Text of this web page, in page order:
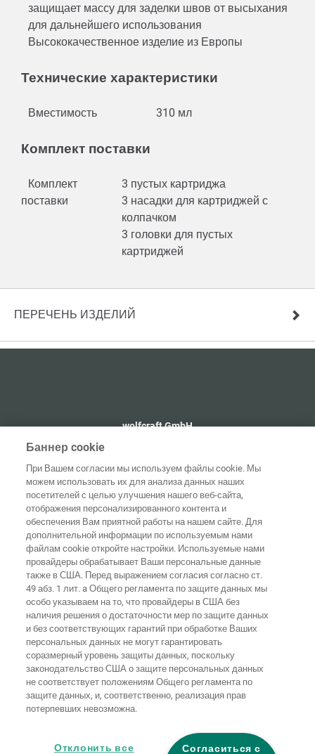
защищает массу для заделки швов от высыхания
для дальнейшего использования
Высококачественное изделие из Европы
Технические характеристики
Вместимость 310 мл
Комплект поставки
Комплект
поставки
3 пустых картриджа
3 насадки для картриджей с
колпачком
3 головки для пустых
картриджей
ПЕРЕЧЕНЬ ИЗДЕЛИЙ
wolfcraft GmbH
Wolffstraße 1
56746
Kempenich
Домашняя
страница Контакты
Выходные Защита
Общие
условия
ведения
бизнеса
Правила по
файлам
"cookie"
Заявление о
безбарьерности
Баннер cookie
При Вашем согласии мы используем файлы cookie. Мы
можем использовать их для анализа данных наших
посетителей с целью улучшения нашего веб-сайта,
отображения персонализированного контента и
обеспечения Вам приятной работы на нашем сайте. Для
дополнительной информации по используемым нами
файлам cookie откройте настройки. Используемые нами
провайдеры обрабатывает Ваши персональные данные
также в США. Перед выражением согласия согласно ст.
49 абз. 1 лит. a Общего регламента по защите данных мы
особо указываем на то, что провайдеры в США без
наличия решения о достаточности мер по защите данных
и без соответствующих гарантий при обработке Ваших
персональных данных не могут гарантировать
соразмерный уровень защиты данных, поскольку
законодательство США о защите персональных данных
не соответствует положениям Общего регламента по
защите данных, и, соответственно, реализация прав
потерпевших невозможна.
Согласиться с
Отклонить все